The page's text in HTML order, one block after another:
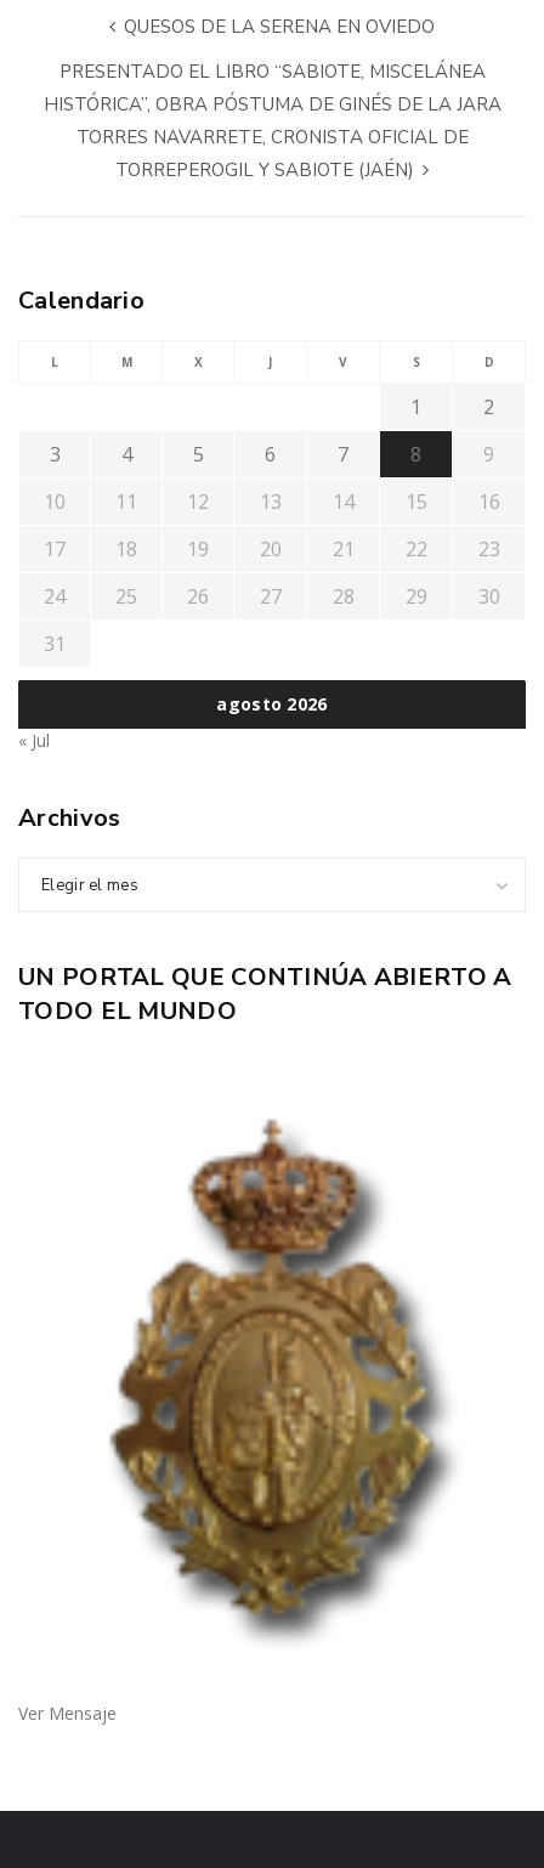
QUESOS DE LA SERENA EN OVIEDO
PRESENTADO EL LIBRO “SABIOTE, MISCELÁNEA
HISTÓRICA”, OBRA PÓSTUMA DE GINÉS DE LA JARA
TORRES NAVARRETE, CRONISTA OFICIAL DE
TORREPEROGIL Y SABIOTE (JAÉN)
Calendario
agosto 2026
L M X J V S D
1
2
3
4 5 6 7 8
9
10
11 12 13 14 15
16
17
18 19 20 21 22
23
24
25 26 27 28 29
30
31
« Jul
Archivos
Elegir el mes
UN PORTAL QUE CONTINÚA ABIERTO A
TODO EL MUNDO
Ver Mensaje